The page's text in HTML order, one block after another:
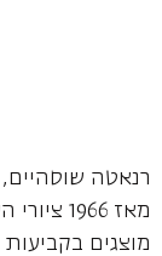
רנאטה
מאז
מוצגים